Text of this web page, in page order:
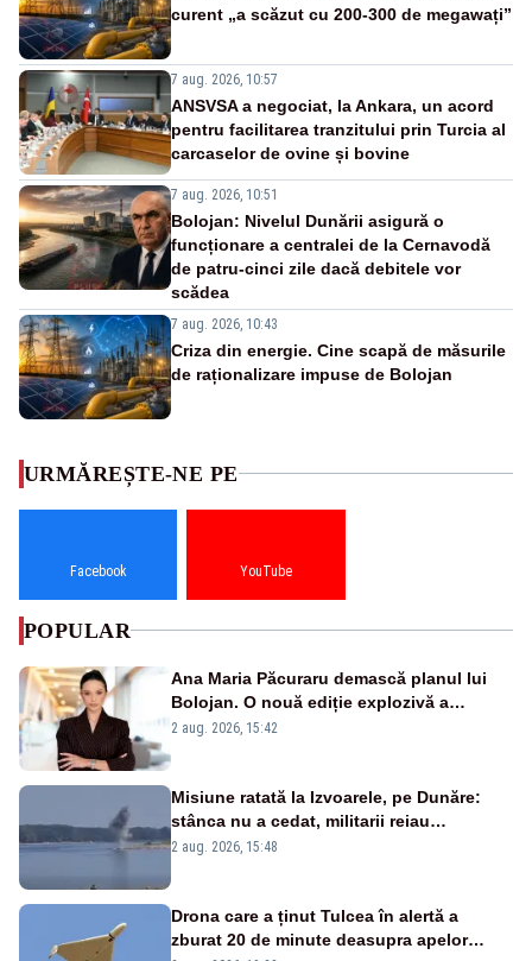
curent „a scăzut cu 200-300 de megawați”
7 aug. 2026, 10:57
ANSVSA a negociat, la Ankara, un acord
pentru facilitarea tranzitului prin Turcia al
carcaselor de ovine și bovine
7 aug. 2026, 10:51
Bolojan: Nivelul Dunării asigură o
funcționare a centralei de la Cernavodă
de patru-cinci zile dacă debitele vor
scădea
7 aug. 2026, 10:43
Criza din energie. Cine scapă de măsurile
de raționalizare impuse de Bolojan
URMĂREȘTE-NE PE
Facebook YouTube
POPULAR
Ana Maria Păcuraru demască planul lui
Bolojan. O nouă ediție explozivă a
emisiunii „Miza Zilei” la Realitatea PLUS
2 aug. 2026, 15:42
Misiune ratată la Izvoarele, pe Dunăre:
stânca nu a cedat, militarii reiau
detonările luni – VIDEO
2 aug. 2026, 15:48
Drona care a ținut Tulcea în alertă a
zburat 20 de minute deasupra apelor